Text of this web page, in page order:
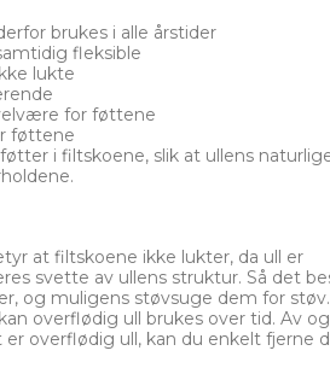
brukes i alle årstider
fleksible
lukte
for føttene
føttene
i filtskoene, slik at ullens
at filtskoene ikke lukter, da ull er
svette av ullens struktur. Så det
og muligens støvsuge dem for støv.
overflødig ull brukes over tid. Av
er overflødig ull, kan du enkelt fjerne